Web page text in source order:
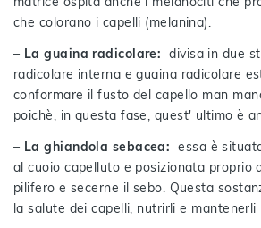
che colorano i capelli (melanina).
– La guaina radicolare:divisa in due
radicolare interna e guaina radicolare
conformare il fusto del capello man
poichè, in questa fase, quest' ultimo è
– La ghiandola sebacea:essa è
al cuoio capelluto e posizionata proprio
pilifero e secerne il sebo. Questa
la salute dei capelli, nutrirli e mantenerli